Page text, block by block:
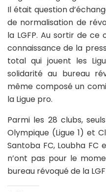
Il était question
de normalisation de
la LGFP. Au sortir de
connaissance de la
total qui jouent les
solidarité au bureau
même composé un
la Ligue pro.
Parmi les 28 clubs,
Olympique (Ligue 1) et
Santoba FC, Loubha FC
n’ont pas pour le
bureau révoqué de la